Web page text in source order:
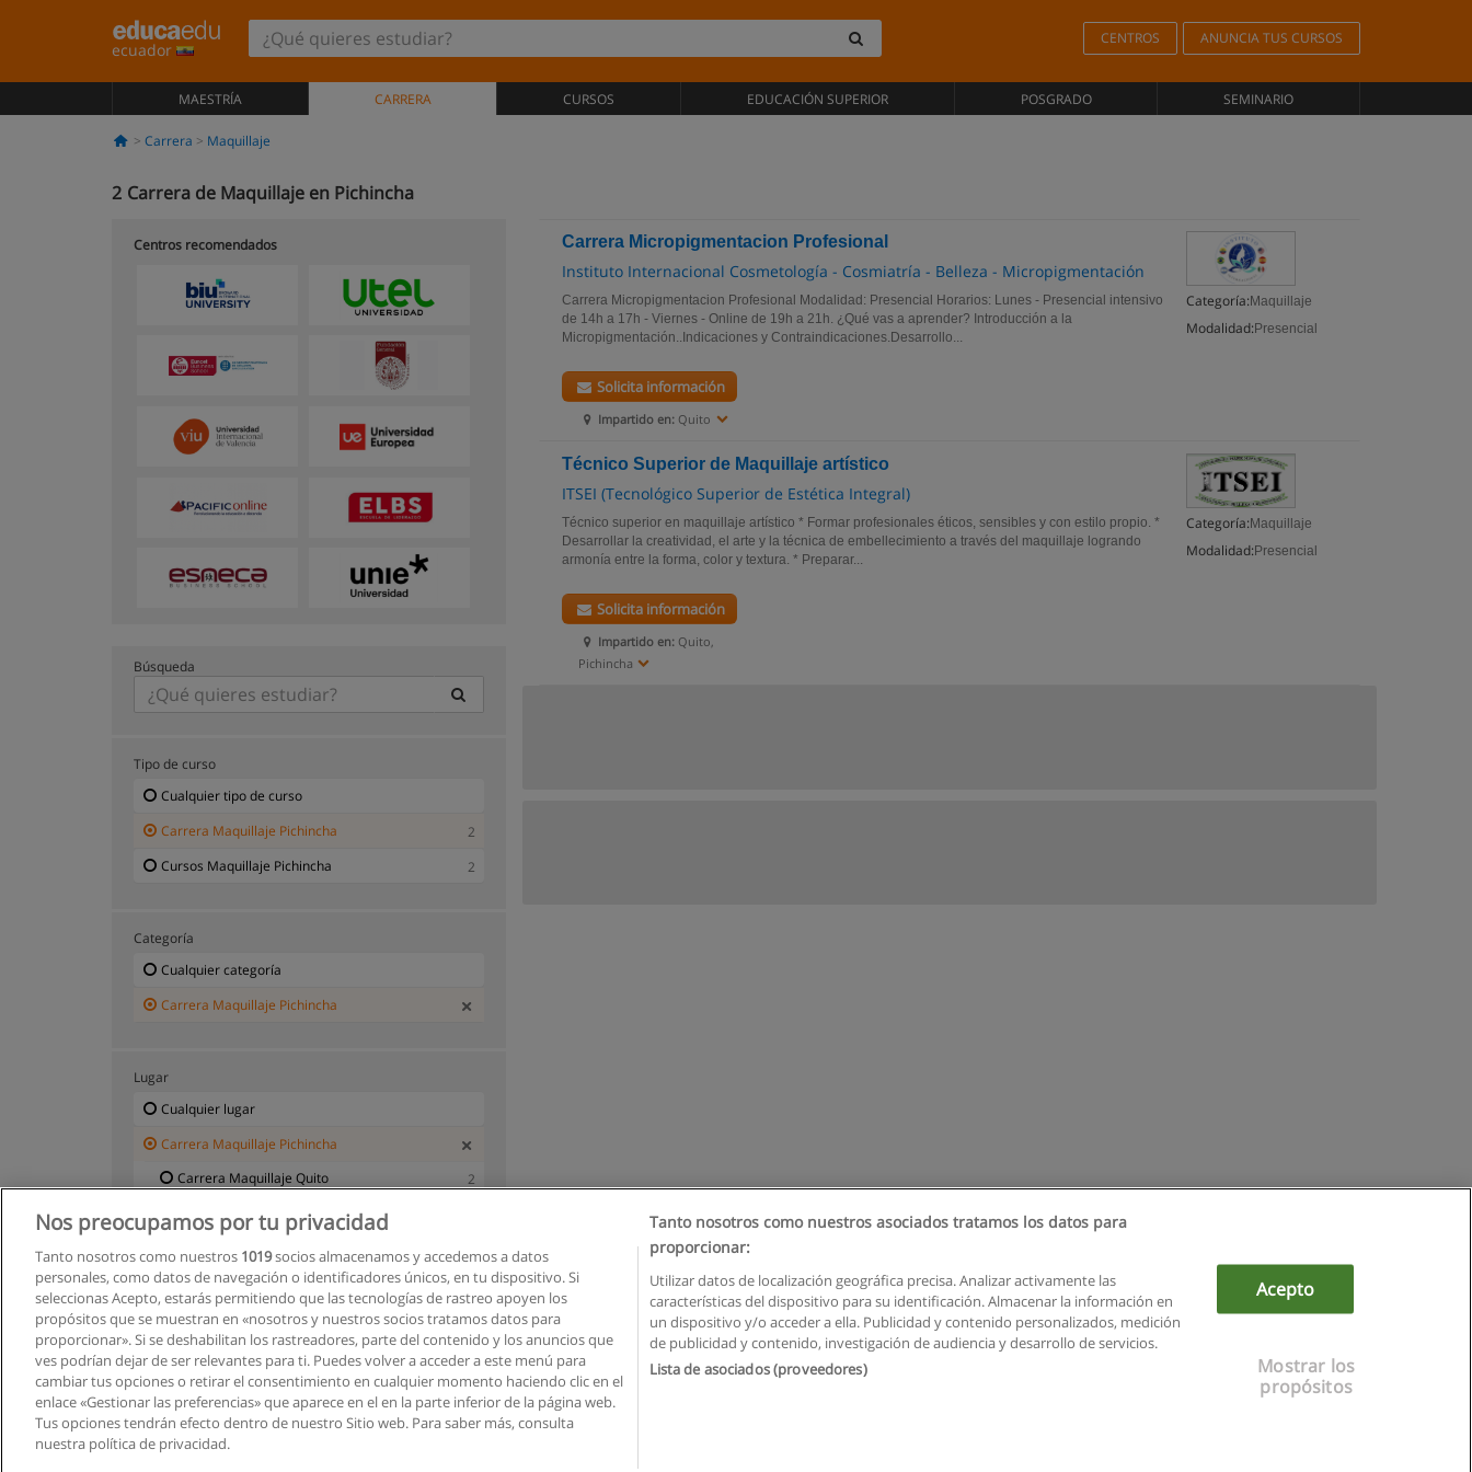
ecuador
CENTROS ANUNCIA TUS CURSOS
MAESTRÍA CARRERA CURSOS EDUCACIÓN SUPERIOR POSGRADO SEMINARIO
Carrera Maquillaje
2 Carrera de Maquillaje en Pichincha
Carrera Micropigmentacion Profesional
Instituto Internacional Cosmetología - Cosmiatría - Belleza - Micropigmentación
Categoría: Maquillaje
Modalidad: Presencial
Carrera Micropigmentacion Profesional Modalidad: Presencial Horarios: Lunes - Presencial intensivo
de 14h a 17h - Viernes - Online de 19h a 21h. ¿Qué vas a aprender? Introducción a la
Micropigmentación..Indicaciones y Contraindicaciones.Desarrollo...
Impartido en: Quito
Solicita información
Técnico Superior de Maquillaje artístico
ITSEI (Tecnológico Superior de Estética Integral)
Categoría: Maquillaje
Modalidad: Presencial
Técnico superior en maquillaje artístico * Formar profesionales éticos, sensibles y con estilo propio. *
Desarrollar la creatividad, el arte y la técnica de embellecimiento a través del maquillaje logrando
armonía entre la forma, color y textura. * Preparar...
Impartido en: Quito,
Pichincha
Solicita información
Centros recomendados
Búsqueda
Tipo de curso
Cualquier tipo de curso
Carrera Maquillaje Pichincha
2
Cursos Maquillaje Pichincha
2
Categoría
Cualquier categoría
Carrera Maquillaje Pichincha
Lugar
Cualquier lugar
Carrera Maquillaje Pichincha
Carrera Maquillaje Quito
2
Reglas de uso Privacidad de datos Contactar con Educaedu
Copyright © Educaedu Business S.L. - CIF : B-95610580: - www.educaedu.com.ec
Nos preocupamos por tu privacidad
Tanto nosotros como nuestros 1019socios almacenamos y accedemos a datos
personales, como datos de navegación o identificadores únicos, en tu dispositivo. Si
seleccionas Acepto, estarás permitiendo que las tecnologías de rastreo apoyen los
propósitos que se muestran en «nosotros y nuestros socios tratamos datos para
proporcionar». Si se deshabilitan los rastreadores, parte del contenido y los anuncios que
ves podrían dejar de ser relevantes para ti. Puedes volver a acceder a este menú para
cambiar tus opciones o retirar el consentimiento en cualquier momento haciendo clic en el
enlace «Gestionar las preferencias» que aparece en el en la parte inferior de la página web.
Tus opciones tendrán efecto dentro de nuestro Sitio web. Para saber más, consulta
nuestra política de privacidad.
Tanto nosotros como nuestros asociados tratamos los datos para
proporcionar:
Utilizar datos de localización geográfica precisa. Analizar activamente las
características del dispositivo para su identificación. Almacenar la información en
un dispositivo y/o acceder a ella. Publicidad y contenido personalizados, medición
de publicidad y contenido, investigación de audiencia y desarrollo de servicios.
Lista de asociados (proveedores)
Acepto
Mostrar los
propósitos